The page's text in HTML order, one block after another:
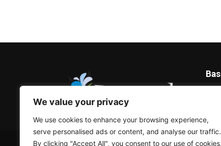
We value your privacy
We use cookies to enhance your browsing experience,
serve personalised ads or content, and analyse our traffic.
By clicking "Accept All", you consent to our use of cookies.
© Bassaparola.it 2015-2025